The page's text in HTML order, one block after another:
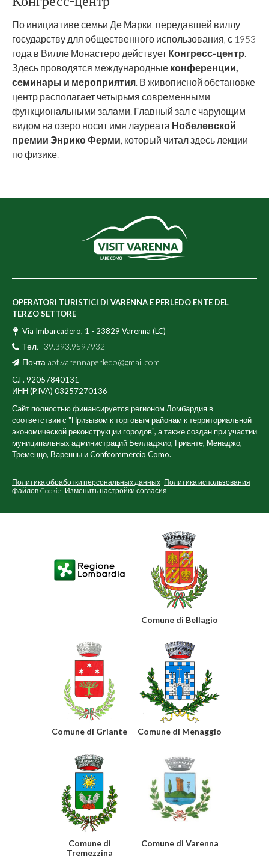
По инициативе семьи Де Марки, передавшей виллу
государству для общественного использования, с 1953
года в Вилле Монастеро действует Конгресс-центр.
Здесь проводятся международные конференции,
семинары и мероприятия. В живописной обстановке
центр располагает четырьмя современными
функциональными залами. Главный зал с чарующим
видом на озеро носит имя лауреата Нобелевской
премии Энрико Ферми, который читал здесь лекции
по физике.
OPERATORI TURISTICI DI VARENNA E PERLEDO ENTE DEL
TERZO SETTORE
Via Imbarcadero, 1 - 23829 Varenna (LC)
Тел.+39.393.9597932
Почта aot.varennaperledo@gmail.com
C.F. 92057840131
ИНН (P.IVA) 03257270136
Сайт полностью финансируется регионом Ломбардия в
соответствии с "Призывом к торговым районам к территориальной
экономической реконструкции городов", а также создан при участии
муниципальных администраций Белладжио, Грианте, Менаджо,
Тремеццо, Варенны и Confcommercio Como.
Политика обработки персональных данных Политика использования
файлов Cookie Изменить настройки согласия
Comune di Bellagio
Comune di Griante Comune di Menaggio
Comune di
Tremezzina
Comune di Varenna